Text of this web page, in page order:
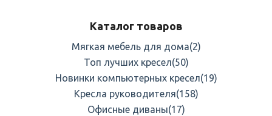
Каталог товаров
Мягкая мебель для дома(2)
Топ лучших кресел(50)
Новинки компьютерных кресел(19)
Кресла руководителя(158)
Офисные диваны(17)